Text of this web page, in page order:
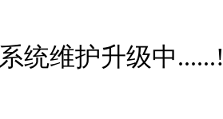
系统维护升级中......!